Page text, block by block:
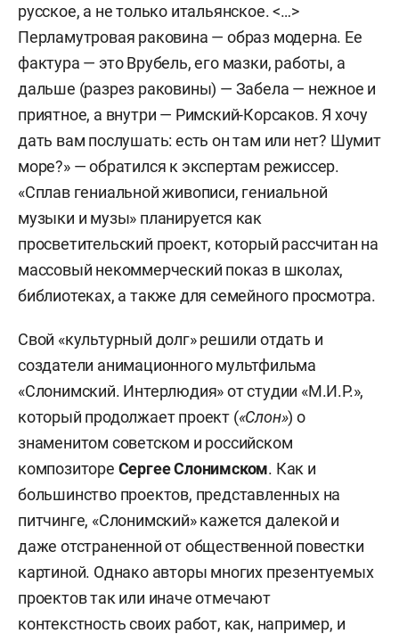
русское, а не только итальянское. <…>
Перламутровая раковина — образ модерна. Ее
фактура — это Врубель, его мазки, работы, а
дальше (разрез раковины) — Забела — нежное и
приятное, а внутри — Римский-Корсаков. Я хочу
дать вам послушать: есть он там или нет? Шумит
море?» — обратился к экспертам режиссер.
«Сплав гениальной живописи, гениальной
музыки и музы» планируется как
просветительский проект, который рассчитан на
массовый некоммерческий показ в школах,
библиотеках, а также для семейного просмотра.
Свой «культурный долг» решили отдать и
создатели анимационного мультфильма
«Слонимский. Интерлюдия» от студии «М.И.Р.»,
который продолжает проект («Слон») о
знаменитом советском и российском
композиторе Сергее Слонимском. Как и
большинство проектов, представленных на
питчинге, «Слонимский» кажется далекой и
даже отстраненной от общественной повестки
картиной. Однако авторы многих презентуемых
проектов так или иначе отмечают
контекстность своих работ, как, например, и